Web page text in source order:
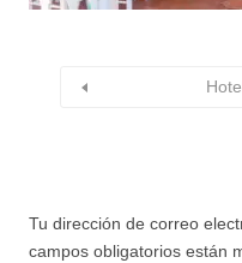
Tu dirección de correo
campos obligatorios están